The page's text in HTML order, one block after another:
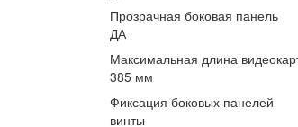
Прозрачная боковая панель
ДА
Максимальная длина
385 мм
Фиксация боковых панелей
винты